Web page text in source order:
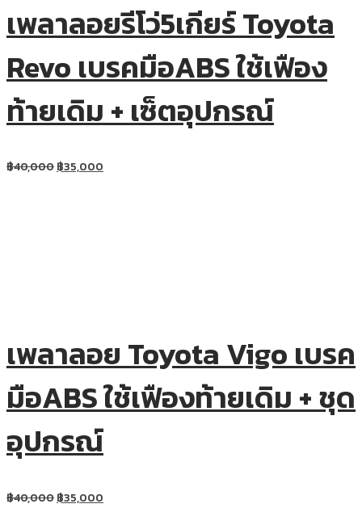
เพลาลอยรีโว่5เกียร์ Toyota
Revo เบรคมือABS ใช้เฟือง
ท้ายเดิม + เซ็ตอุปกรณ์
฿40,000฿35,000
เพลาลอย Toyota Vigo เบรค
มือABS ใช้เฟืองท้ายเดิม + ชุด
อุปกรณ์
฿40,000฿35,000